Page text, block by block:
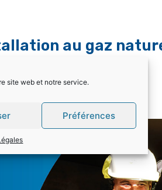
site web et notre service.
Préférences
au gaz